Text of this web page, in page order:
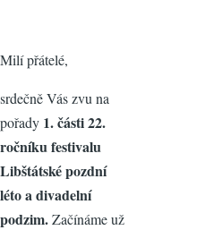
Milí přátelé,
srdečně Vás zvu na
pořady 1. části 22.
ročníku festivalu
Libštátské pozdní
léto a divadelní
podzim.Začínáme už